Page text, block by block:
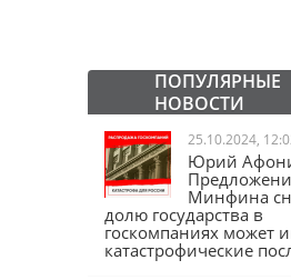
ПОПУЛЯРНЫЕ
НОВОСТИ
25.10.2024,
Юрий
Минфина
долю государства в
госкомпаниях может
катастрофические